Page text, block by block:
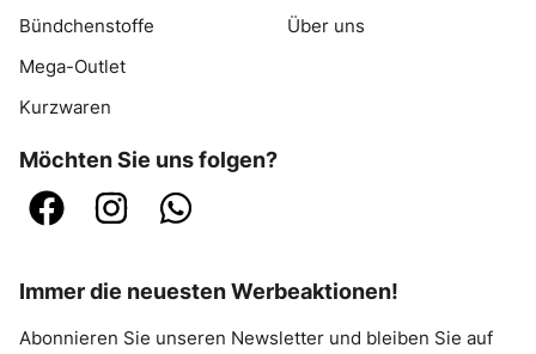
Bündchenstoffe
Mega-Outlet
Kurzwaren
Über uns
Möchten Sie uns folgen?
Immer die neuesten Werbeaktionen!
Abonnieren Sie unseren Newsletter und bleiben Sie auf